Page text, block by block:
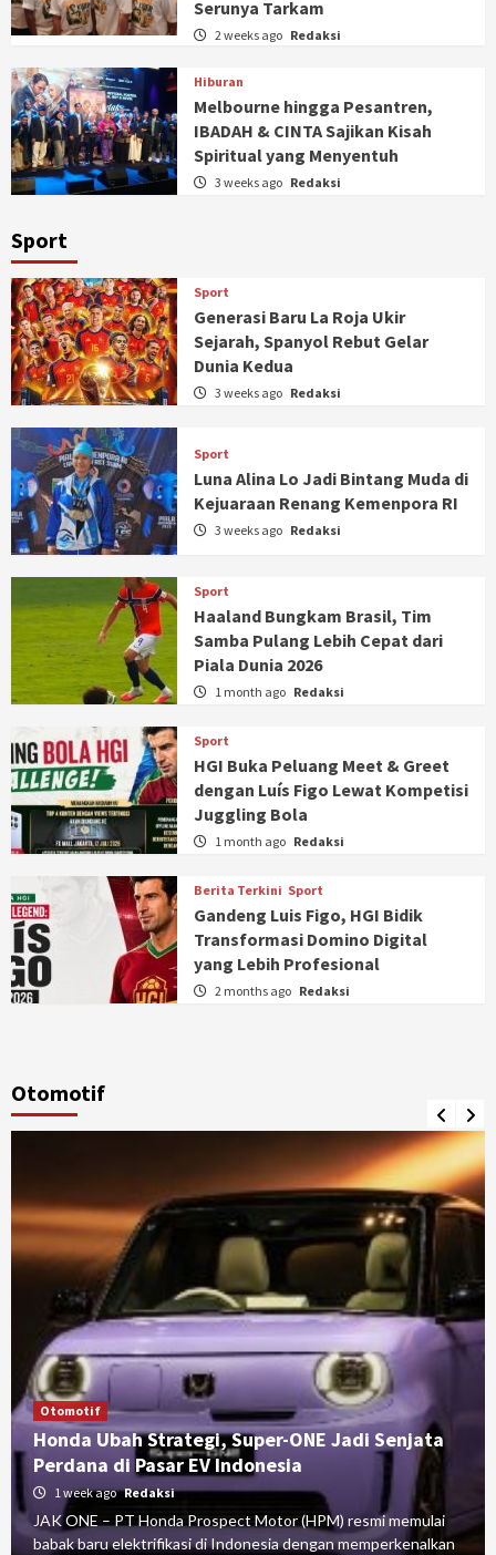
Serunya Tarkam
2 weeks ago Redaksi
Hiburan
Melbourne hingga Pesantren,
IBADAH & CINTA Sajikan Kisah
Spiritual yang Menyentuh
3 weeks ago Redaksi
Sport
Sport
Generasi Baru La Roja Ukir
Sejarah, Spanyol Rebut Gelar
Dunia Kedua
3 weeks ago Redaksi
Sport
Luna Alina Lo Jadi Bintang Muda di
Kejuaraan Renang Kemenpora RI
3 weeks ago Redaksi
Sport
Haaland Bungkam Brasil, Tim
Samba Pulang Lebih Cepat dari
Piala Dunia 2026
1 month ago Redaksi
Sport
HGI Buka Peluang Meet & Greet
dengan Luís Figo Lewat Kompetisi
Juggling Bola
1 month ago Redaksi
Berita Terkini Sport
Gandeng Luis Figo, HGI Bidik
Transformasi Domino Digital
yang Lebih Profesional
2 months ago Redaksi
Otomotif
Otomotif
Honda Ubah Strategi, Super-ONE Jadi Senjata
Perdana di Pasar EV Indonesia
1 week ago Redaksi
JAK ONE – PT Honda Prospect Motor (HPM) resmi memulai
babak baru elektrifikasi di Indonesia dengan memperkenalkan